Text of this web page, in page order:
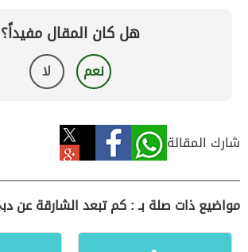
هل كان المقال مفيداً؟
نعم لا
شارك المقالة
مواضيع ذات صلة بـ : كم تبعد الشارقة عن